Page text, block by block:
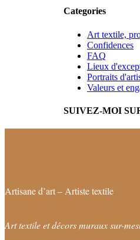
Categories
Art textile,
Confidences
FAQ
Lieux
Portraits
Valeurs et
SUIVEZ-MOI
Artisane d’art – Artiste textile
Art textile et décors muraux sur-